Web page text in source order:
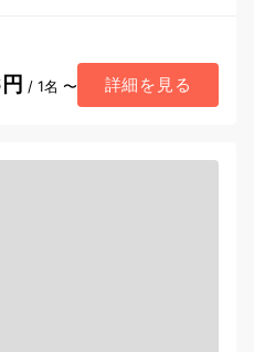
/ 1名 〜 詳細を見る